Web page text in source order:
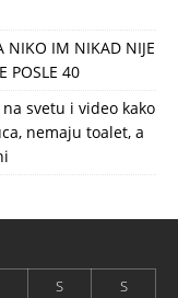
NIKO IM NIKAD NIJE
POSLE 40
svetu i video kako
nemaju toalet, a
S
S